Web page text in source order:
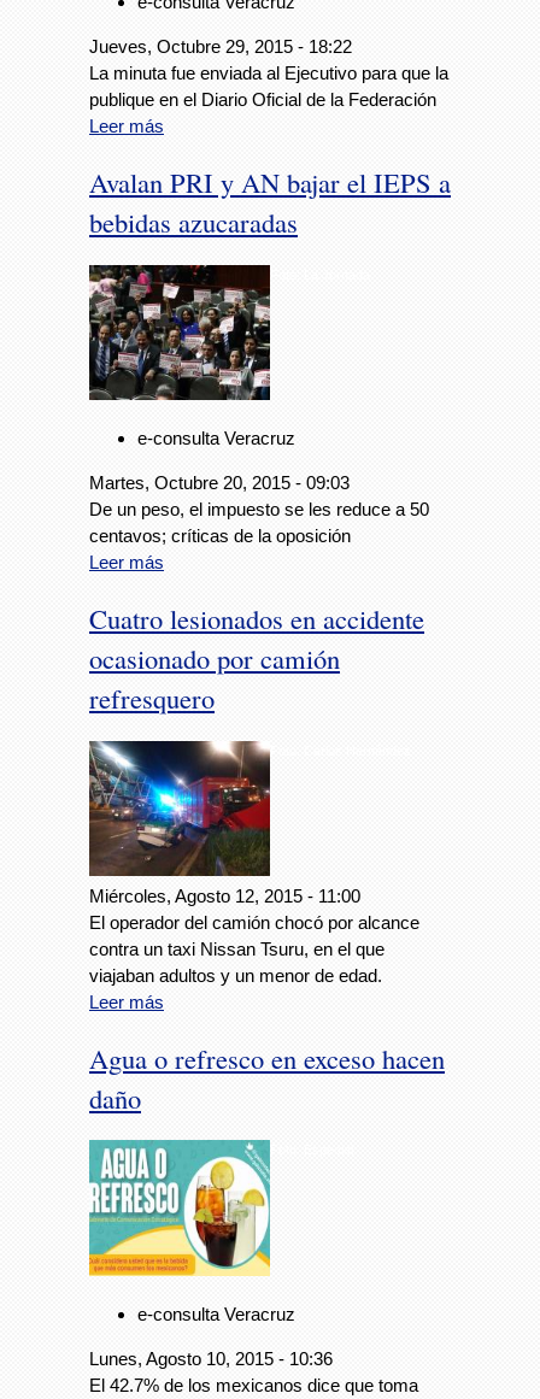
Jueves, Octubre 29, 2015 - 18:22
La minuta fue enviada al Ejecutivo para que la
publique en el Diario Oficial de la Federación
Leer más
Avalan PRI y AN bajar el IEPS a
bebidas azucaradas
e-consulta Veracruz
Martes, Octubre 20, 2015 - 09:03
De un peso, el impuesto se les reduce a 50
centavos; críticas de la oposición
Leer más
Cuatro lesionados en accidente
ocasionado por camión
refresquero
Miércoles, Agosto 12, 2015 - 11:00
El operador del camión chocó por alcance
contra un taxi Nissan Tsuru, en el que
viajaban adultos y un menor de edad.
Leer más
Agua o refresco en exceso hacen
daño
e-consulta Veracruz
Lunes, Agosto 10, 2015 - 10:36
El 42.7% de los mexicanos dice que toma